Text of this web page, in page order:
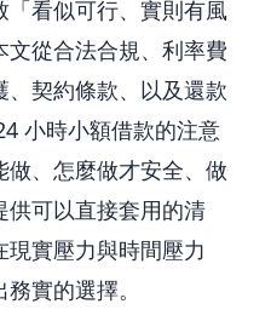
「看似可行、實則有風
從合法合規、利率費
契約條款、以及還款
小時小額借款的注意
、怎麼做才安全、做
供可以直接套用的清
實壓力與時間壓力
實的選擇。